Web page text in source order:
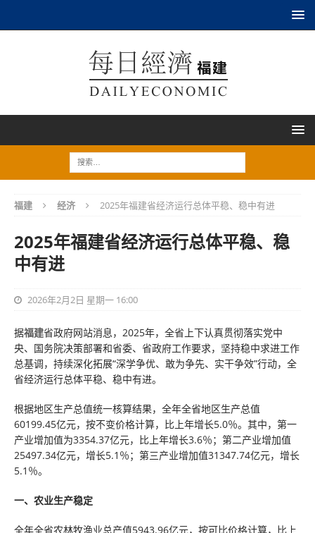
福建 经济 2025年福建省经济运行总体平稳、稳中有进
2025年福建省经济运行总体平稳、稳
中有进
2026年2月2日 星期一 16:00
据福建省政府网站消息，2025年，全省上下认真贯彻落实党中
央、国务院决策部署和省委、省政府工作要求，坚持稳中求进工作
总基调，持续深化拓展“深学争优、敢为争先、实干争效”行动，全
省经济运行总体平稳、稳中有进。
根据地区生产总值统一核算结果，全年全省地区生产总值
60199.45亿元，按不变价格计算，比上年增长5.0％。其中，第一
产业增加值为3354.37亿元，比上年增长3.6％；第二产业增加值
25497.34亿元，增长5.1％；第三产业增加值31347.74亿元，增长
5.1％。
一、农业生产稳定
全年全省农林牧渔业总产值5943.96亿元，按可比价格计算，比上